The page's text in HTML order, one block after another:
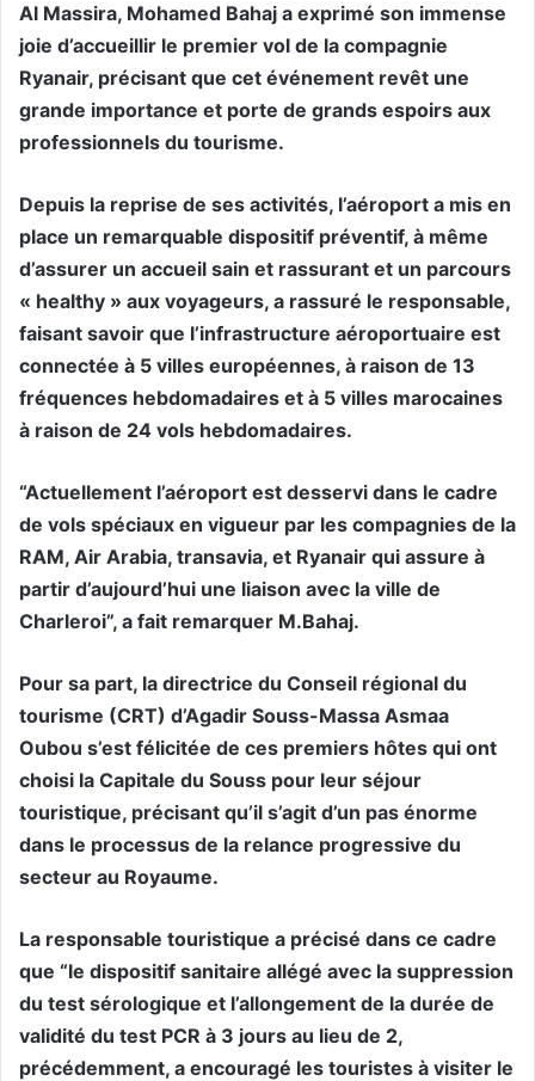
Al Massira, Mohamed Bahaj a exprimé son immense
joie d’accueillir le premier vol de la compagnie
Ryanair, précisant que cet événement revêt une
grande importance et porte de grands espoirs aux
professionnels du tourisme.
Depuis la reprise de ses activités, l’aéroport a mis en
place un remarquable dispositif préventif, à même
d’assurer un accueil sain et rassurant et un parcours
« healthy » aux voyageurs, a rassuré le responsable,
faisant savoir que l’infrastructure aéroportuaire est
connectée à 5 villes européennes, à raison de 13
fréquences hebdomadaires et à 5 villes marocaines
à raison de 24 vols hebdomadaires.
“Actuellement l’aéroport est desservi dans le cadre
de vols spéciaux en vigueur par les compagnies de la
RAM, Air Arabia, transavia, et Ryanair qui assure à
partir d’aujourd’hui une liaison avec la ville de
Charleroi”, a fait remarquer M.Bahaj.
Pour sa part, la directrice du Conseil régional du
tourisme (CRT) d’Agadir Souss-Massa Asmaa
Oubou s’est félicitée de ces premiers hôtes qui ont
choisi la Capitale du Souss pour leur séjour
touristique, précisant qu’il s’agit d’un pas énorme
dans le processus de la relance progressive du
secteur au Royaume.
La responsable touristique a précisé dans ce cadre
que “le dispositif sanitaire allégé avec la suppression
du test sérologique et l’allongement de la durée de
validité du test PCR à 3 jours au lieu de 2,
précédemment, a encouragé les touristes à visiter le